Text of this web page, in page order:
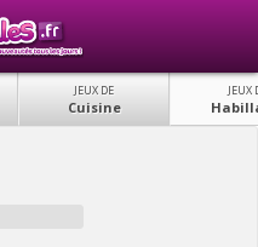
JEUX DE
Cuisine
JEUX